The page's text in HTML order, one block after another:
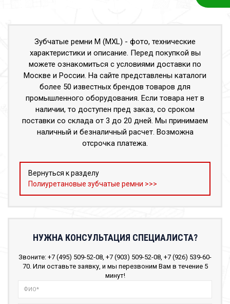
Зубчатые ремни M (MXL) - фото, технические
характеристики и описание. Перед покупкой вы
можете ознакомиться с условиями доставки по
Москве и России. На сайте представлены каталоги
более 50 известных брендов товаров для
промышленного оборудования. Если товара нет в
наличии, то доступен пред заказ, со сроком
поставки со склада от 3 до 20 дней. Мы принимаем
наличный и безналичный расчет. Возможна
отсрочка платежа.
Вернуться к разделу
Полиуретановые зубчатые ремни >>>
НУЖНА КОНСУЛЬТАЦИЯ СПЕЦИАЛИСТА?
Звоните: +7 (495) 509-52-08, +7 (903) 509-52-08, +7 (926) 539-60-
70. Или оставьте заявку, и мы перезвоним Вам в течение 5
минут!